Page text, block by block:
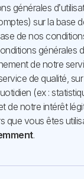
générales
sur la base
de nos
générales
de notre
de qualité,
(ex :
de notre intérêt
que vous êtes
.